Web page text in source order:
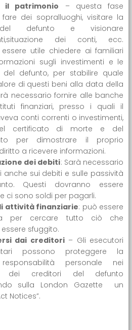
il patrimonio – questa fase
dei sopralluoghi, visitare la
defunto e visionare
dei conti, ecc.
essere utile chiedere ai familiari
sugli investimenti e le
del defunto, per stabilire quale
di questi beni alla data della
necessario fornire alle banche
finanziari, presso i quali il
conti correnti o investimenti,
certificato di morte e del
per dimostrare il proprio
a ricevere informazioni.
dei debiti: Sarà necessario
anche sui debiti e sulle passività
Questi dovranno essere
ci sono soldi per pagarli.
attività finanziarie: può essere
per cercare tutto ciò che
sfuggito.
dai creditori– Gli esecutori
possono proteggere la
personale nei
dei creditori del defunto
sulla London Gazette un
Notices”.